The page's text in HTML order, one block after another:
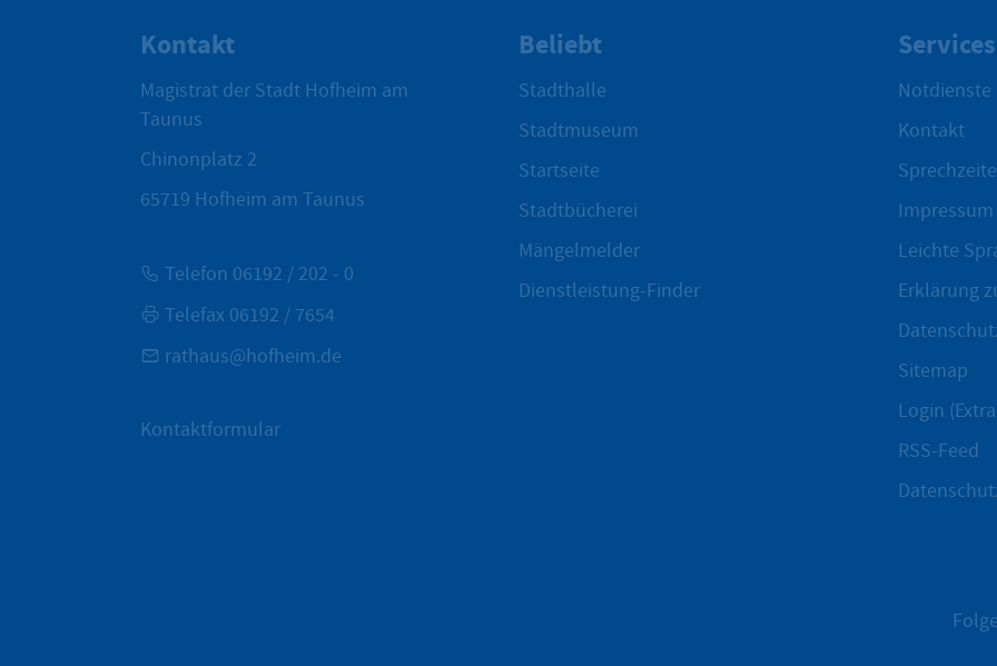
Kontakt
Magistrat der Stadt Hofheim am
Taunus
Chinonplatz 2
65719 Hofheim am Taunus
Telefon 06192 / 202 - 0
Telefax 06192 / 7654
rathaus@hofheim.de
Kontaktformular
Beliebt
Stadthalle
Stadtmuseum
Startseite
Stadtbücherei
Mängelmelder
Dienstleistung-Finder
Services
Notdienste
Kontakt
Impressum
Leichte
Erklärung
Sitemap
Login
RSS-Feed